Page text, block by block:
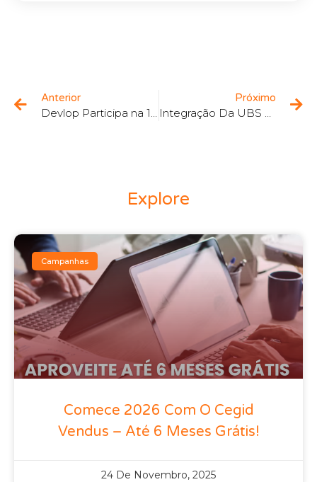
Anterior
Devlop Participa na 1.ª edição do Cargo Freight
Próximo
Integração Da UBS Na Devlop – Devlop Porto
Explore
Campanhas
Comece 2026 Com O Cegid
Vendus – Até 6 Meses Grátis!
24 De Novembro, 2025